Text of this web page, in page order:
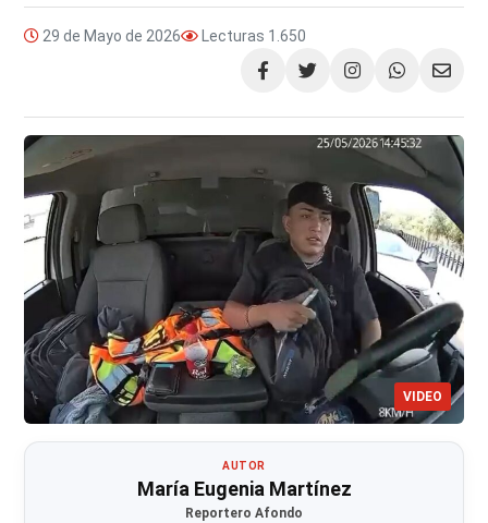
29 de Mayo de 2026 Lecturas 1.650
Compartir
VIDEO
AUTOR
María Eugenia Martínez
Reportero Afondo